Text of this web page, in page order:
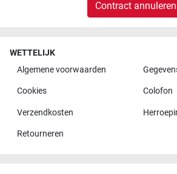
Contract annuleren
WETTELIJK
Algemene voorwaarden
Cookies Colofon
Verzendkosten
Retourneren